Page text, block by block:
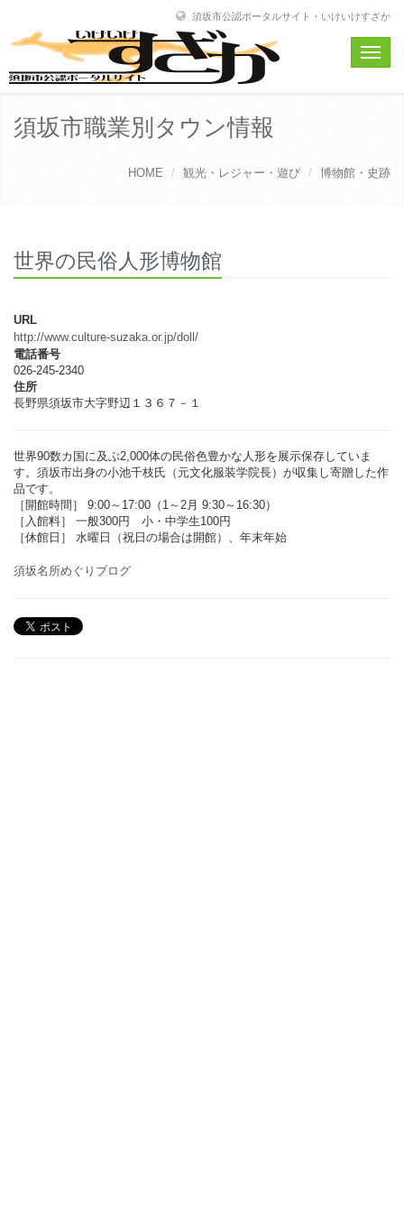
須坂市公認ポータルサイト・いけいけすざか
Toggle
須坂市職業別タウン情報
HOME 観光・レジャー・遊び 博物館・史跡
世界の民俗人形博物館
URL
http://www.culture-suzaka.or.jp/doll/
電話番号
026-245-2340
住所
長野県須坂市大字野辺１３６７－１
世界90数カ国に及ぶ2,000体の民俗色豊かな人形を展示保存していま
す。須坂市出身の小池千枝氏（元文化服装学院長）が収集し寄贈した作
品です。
［開館時間］ 9:00～17:00（1～2月 9:30～16:30）
［入館料］ 一般300円 小・中学生100円
［休館日］ 水曜日（祝日の場合は開館）、年末年始
須坂名所めぐりブログ